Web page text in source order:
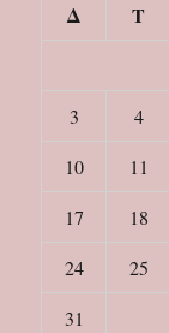
Δ Τ
3
4
10
11
17
18
24
25
31